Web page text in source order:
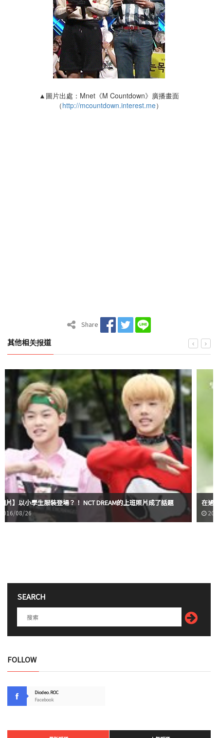
▲圖片出處：Mnet《M Countdown》廣播畫面
（http://mcountdown.interest.me）
Share
其他相关报道
【圖片】以小學生服裝登場？！ NCT DREAM的上班照片成了話題
2016/08/26
SEARCH
FOLLOW
Diodeo.ROC
Facebook